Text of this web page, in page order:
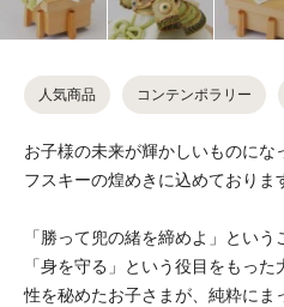
人気商品 コンテンポラリー
お子様の未来が輝かしいものにな
フスキーの煌めきに込めておりま
「勝って兜の緒を締めよ」とい
「身を守る」という役目をもっ
性を秘めたお子さまが、純粋にま